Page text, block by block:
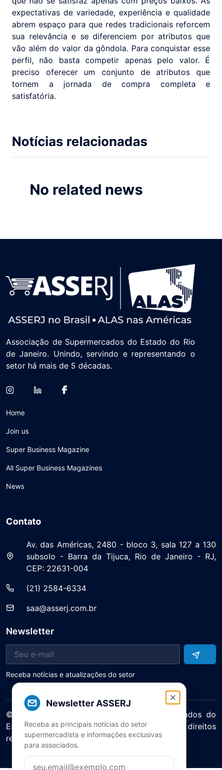
expectativas de variedade, experiência e qualidade
abrem espaço para que redes tradicionais reforcem
sua relevância e se diferenciem por atributos que
vão além do valor da gôndola. Para conquistar esse
perfil, não basta competir apenas pelo valor. É
preciso oferecer um conjunto de atributos que
tornem a jornada de compra completa e
satisfatória.
Notícias relacionadas
No related news
Newsletter ASSERJ
Receba as principais notícias do setor
supermercadista e informações exclusivas
para associados.
Associação de Supermercados do Estado do Rio
de Janeiro. Unindo, servindo e representando o
setor há mais de 5 décadas.
Home
Join us
Super Business Magazine
All Super Business Magazines
News
Contato
Av. das Américas, 2480 - bloco 3, sala 127 a 130
subsolo - Barra da Tijuca, Rio de Janeiro - RJ,
CEP: 22631-004
(21) 2584-6334
saa@asserj.com.br
Newsletter
Receba notícias e atualizações do setor
© 2025 ASERJ – Associação de Supermercados do
Estado do Rio de Janeiro. Todos os direitos
reservados.
Política de Privacidade Termos de Uso